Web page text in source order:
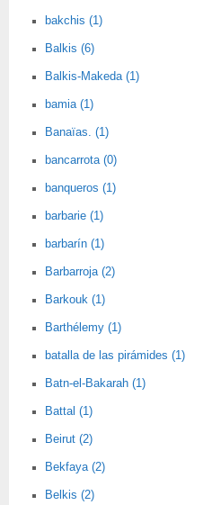
bakchis (1)
Balkis (6)
Balkis-Makeda (1)
bamia (1)
Banaïas. (1)
bancarrota (0)
banqueros (1)
barbarie (1)
barbarín (1)
Barbarroja (2)
Barkouk (1)
Barthélemy (1)
batalla de las pirámides (1)
Batn-el-Bakarah (1)
Battal (1)
Beirut (2)
Bekfaya (2)
Belkis (2)